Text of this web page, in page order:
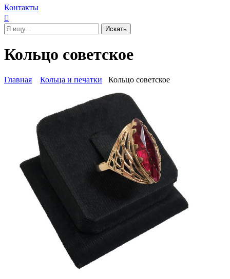
Контакты

Кольцо советское
Главная Кольца и печатки Кольцо советское